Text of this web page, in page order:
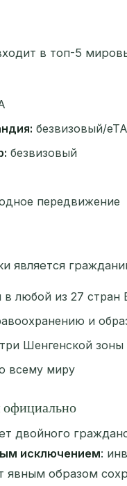
в топ-5
безвизовый/eTA
безвизовый
передвижение
является
в любой из 27 стран
и
Шенгенской зоны
всему миру
официально
двойного
исключением:
явным образом